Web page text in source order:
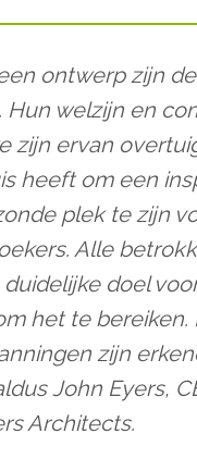
ontwerp zijn
welzijn en
zijn ervan
heeft om een
plek te zijn
Alle
doel
het te bereiken.
zijn
John Eyers,
Architects.